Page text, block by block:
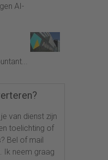
AI-
van dienst zijn
toelichting of
Bel of mail
Ik neem graag